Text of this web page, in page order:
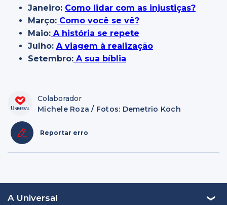
Janeiro: Como lidar com as injustiças?
Março: Como você se vê?
Maio: A história se repete
Julho: A viagem à realização
Setembro: A sua bíblia
Colaborador
Michele Roza / Fotos: Demetrio Koch
Reportar erro
A Universal